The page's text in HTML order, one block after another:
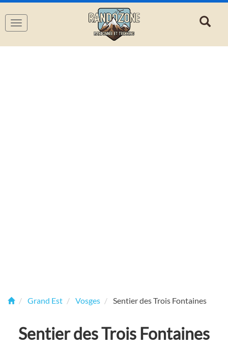
Navigation
Grand Est Vosges Sentier des Trois Fontaines
Sentier des Trois Fontaines